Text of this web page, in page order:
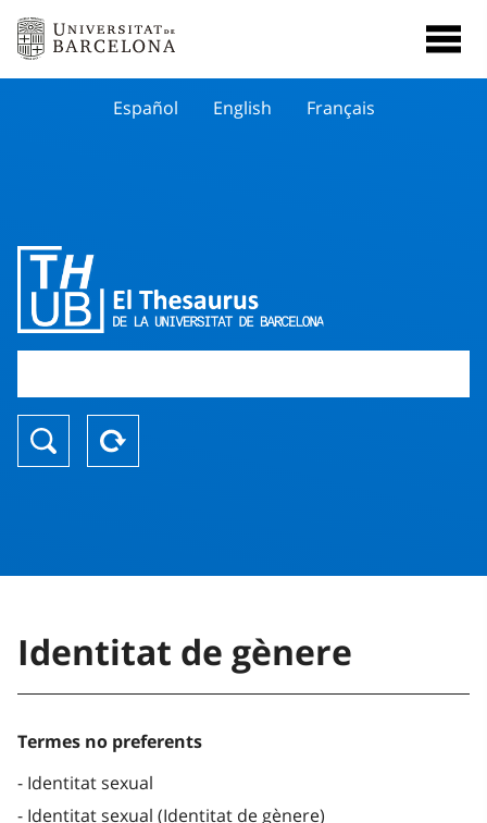
Español English Français
Identitat de gènere
Termes no preferents
Identitat sexual
Identitat sexual (Identitat de gènere)